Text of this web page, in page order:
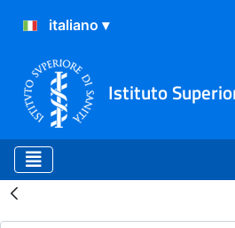
Istituto
Risultati della